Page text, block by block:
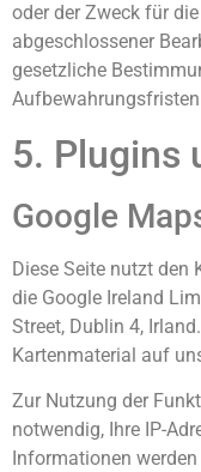
oder der Zweck für
abgeschlossener
gesetzliche
5. Plugins
Google
Diese Seite nutzt den
die Google Ireland
Street, Dublin 4,
Kartenmaterial auf
Zur Nutzung der
notwendig, Ihre IP-
Informationen